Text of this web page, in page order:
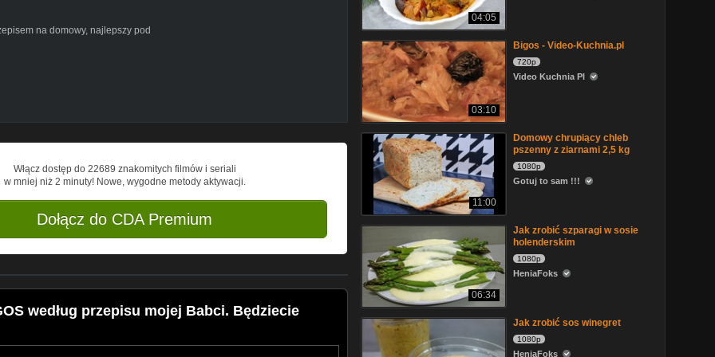
na domowy, najlepszy pod
i mnie kawkę
Włącz dostęp do 22689 znakomitych filmów i seriali
w mniej niż 2 minuty! Nowe, wygodne metody aktywacji.
Dołącz do CDA Premium
według przepisu mojej Babci. Będziecie
04:05
03:10
Bigos - Video-Kuchnia.pl
720p
Video Kuchnia Pl
11:00
Domowy chrupiący chleb
pszenny z ziarnami 2,5 kg
1080p
Gotuj to sam !!!
06:34
Jak zrobić szparagi w sosie
holenderskim
1080p
HeniaFoks
Jak zrobić sos winegret
1080p
HeniaFoks